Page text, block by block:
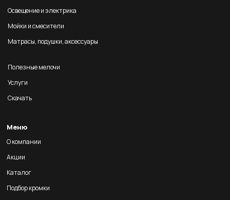
Освещение и электрика
Мойки и смесители
Матрасы, подушки, аксессуары
Полезные мелочи
Услуги
Скачать
Меню
О компании
Акции
Каталог
Подбор кромки